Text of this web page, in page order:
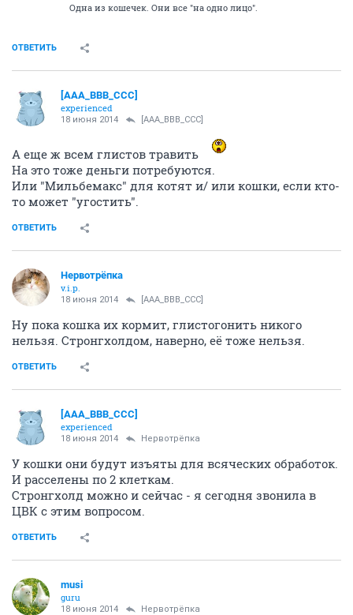
Одна из кошечек. Они все "на одно лицо".
ОТВЕТИТЬ
[AAA_BBB_CCC]
experienced
18 июня 2014 [AAA_BBB_CCC]
А еще ж всем глистов травить
На это тоже деньги потребуются.
Или "Мильбемакс" для котят и/ или кошки, если кто-
то может "угостить".
ОТВЕТИТЬ
Нервотрёпка
v.i.p.
18 июня 2014 [AAA_BBB_CCC]
Ну пока кошка их кормит, глистогонить никого
нельзя. Стронгхолдом, наверно, её тоже нельзя.
ОТВЕТИТЬ
[AAA_BBB_CCC]
experienced
18 июня 2014 Нервотрёпка
У кошки они будут изъяты для всяческих обработок.
И расселены по 2 клеткам.
Стронгхолд можно и сейчас - я сегодня звонила в
ЦВК с этим вопросом.
ОТВЕТИТЬ
musi
guru
18 июня 2014 Нервотрёпка